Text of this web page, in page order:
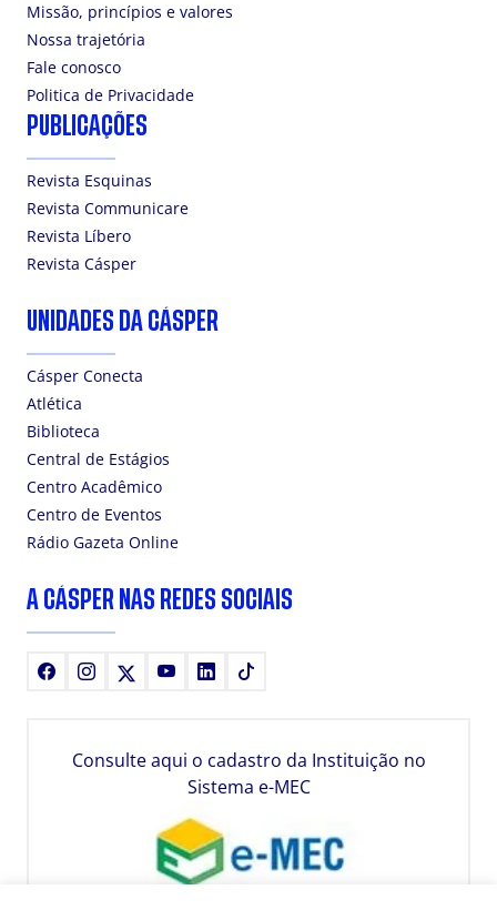
Missão, princípios e valores
Nossa trajetória
Fale conosco
Politica de Privacidade
PUBLICAÇÕES
Revista Esquinas
Revista Communicare
Revista Líbero
Revista Cásper
UNIDADES DA CÁSPER
Cásper Conecta
Atlética
Biblioteca
Central de Estágios
Centro Acadêmico
Centro de Eventos
Rádio Gazeta Online
A CÁSPER NAS REDES SOCIAIS
FacebookInstagram YoutubeLinkedIn
Consulte aqui o cadastro da Instituição no
Sistema e-MEC